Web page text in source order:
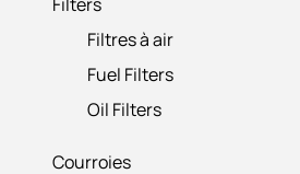
Filtres à air
Fuel Filters
Oil Filters
Courroies